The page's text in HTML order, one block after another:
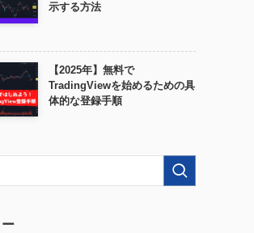
示する方法
【2025年】無料で
TradingViewを始めるための具
体的な登録手順